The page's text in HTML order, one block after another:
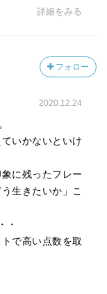
に
ものためのトレ
詳細をみる
フォロー
2020.12.24
いかないといけ
に残ったフレー
生きたいか」こ
・
で高い点数を取